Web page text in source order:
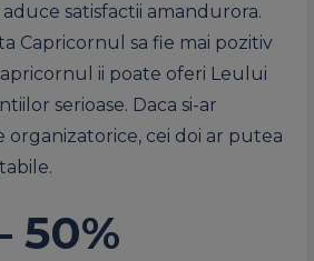
satisfactii amandurora.
Capricornul sa fie mai pozitiv
ii poate oferi Leului
serioase. Daca si-ar
organizatorice, cei doi ar putea
50%